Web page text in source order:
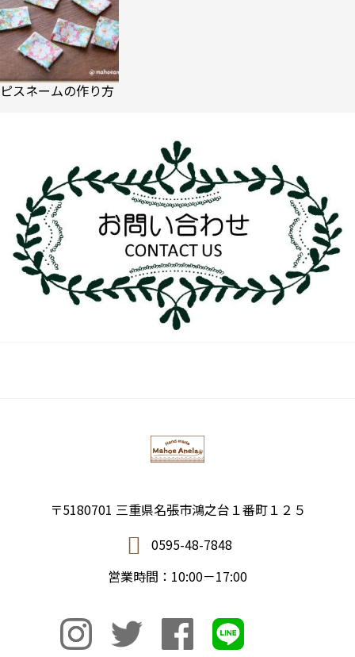
ピスネームの作り方
〒5180701 三重県名張市鴻之台１番町１２５
0595-48-7848
営業時間：10:00－17:00